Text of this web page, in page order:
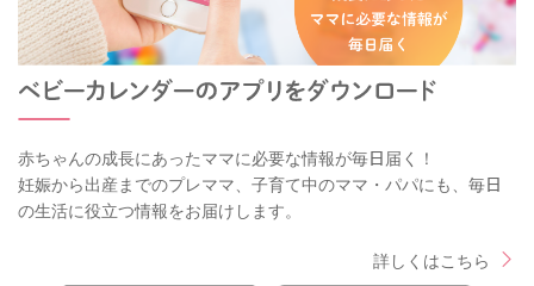
赤ちゃんの成長にあったママに必要な情報が毎日届く！
妊娠から出産までのプレママ、子育て中のママ・パパにも、毎日
の生活に役立つ情報をお届けします。
詳しくはこちら